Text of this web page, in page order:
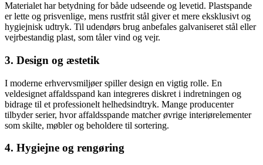
Materialet har betydning for både udseende og levetid. Plastspande
er lette og prisvenlige, mens rustfrit stål giver et mere eksklusivt og
hygiejnisk udtryk. Til udendørs brug anbefales galvaniseret stål eller
vejrbestandig plast, som tåler vind og vejr.
3. Design og æstetik
I moderne erhvervsmiljøer spiller design en vigtig rolle. En
veldesignet affaldsspand kan integreres diskret i indretningen og
bidrage til et professionelt helhedsindtryk. Mange producenter
tilbyder serier, hvor affaldsspande matcher øvrige interiørelementer
som skilte, møbler og beholdere til sortering.
4. Hygiejne og rengøring